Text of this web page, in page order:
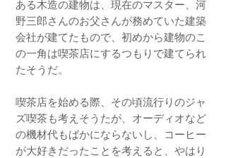
ある木造の建物は、現在のマスター、河
野三郎さんのお父さんが務めていた建築
会社が建てたもので、初めから建物のこ
の一角は喫茶店にするつもりで建てられ
たそうだ。
喫茶店を始める際、その頃流行りのジャ
ズ喫茶も考えそうたが、オーディオなど
の機材代もばかにならないし、コーヒー
が大好きだったことを考えると、やはり